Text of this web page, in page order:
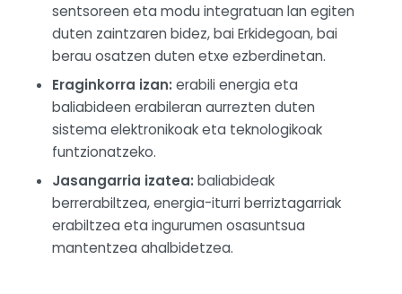
sentsoreen eta modu integratuan lan egiten
duten zaintzaren bidez, bai Erkidegoan, bai
berau osatzen duten etxe ezberdinetan.
Eraginkorra izan:erabili energia eta
baliabideen erabileran aurrezten duten
sistema elektronikoak eta teknologikoak
funtzionatzeko.
Jasangarria izatea:baliabideak
berrerabiltzea, energia-iturri berriztagarriak
erabiltzea eta ingurumen osasuntsua
mantentzea ahalbidetzea.